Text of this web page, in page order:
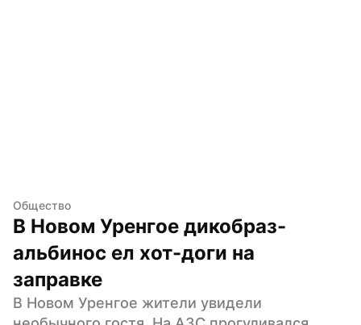
Общество
В Новом Уренгое дикобраз-
альбинос ел хот-доги на
заправке
В Новом Уренгое жители увидели